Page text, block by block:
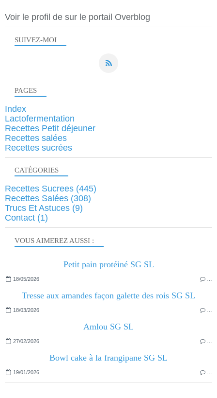
SUIVEZ-MOI
Voir le profil de sur le portail Overblog
VOUS AIMEREZ AUSSI :
Petit pain protéiné SG SL
18/05/2026
Tresse aux amandes façon galette des rois SG SL
18/03/2026
Amlou SG SL
27/02/2026
Bowl cake à la frangipane SG SL
19/01/2026
PAGES
Index
Lactofermentation
Recettes Petit déjeuner
Recettes salées
Recettes sucrées
CATÉGORIES
Recettes Sucrees (445)
Recettes Salées (308)
Trucs Et Astuces (9)
Contact (1)